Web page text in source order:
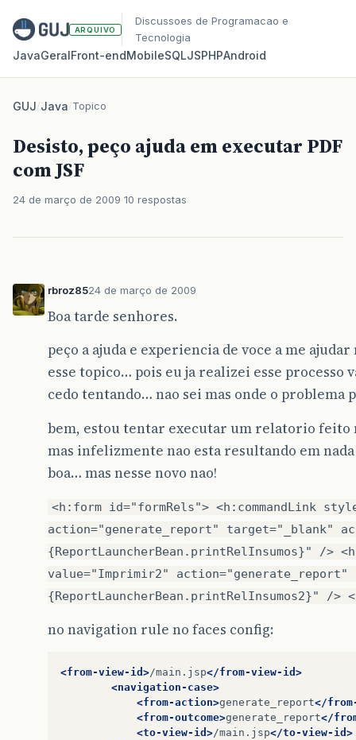
ARQUIVO
Discussoes de Programacao e
Tecnologia
JavaGeralFront‑endMobileSQLJSPHPAndroid
GUJ/Java/Topico
Desisto, peço ajuda em executar PDF
com JSF
24 de março de 2009 10 respostas
rbroz8524 de março de 2009
Boa tarde senhores.
peço a ajuda e experiencia de voce a me
esse topico… pois eu ja realizei esse processo
cedo tentando… nao sei mas onde o problema
bem, estou tentar executar um relatorio feito
mas infelizmente nao esta resultando em
boa… mas nesse novo nao!
<h:form id="formRels"> <h:commandLink
action="generate_report" target="_blank"
{ReportLauncherBean.printRelInsumos}" />
value="Imprimir2"
{ReportLauncherBean.printRelInsumos2}" />
no navigation rule no faces config:
<from-view-id>/main.jsp</from-view-id>
<navigation-case>
<from-action>generate_report</
<from-outcome>generate_report</
<to-view-id>/main.jsp</to-view-id>